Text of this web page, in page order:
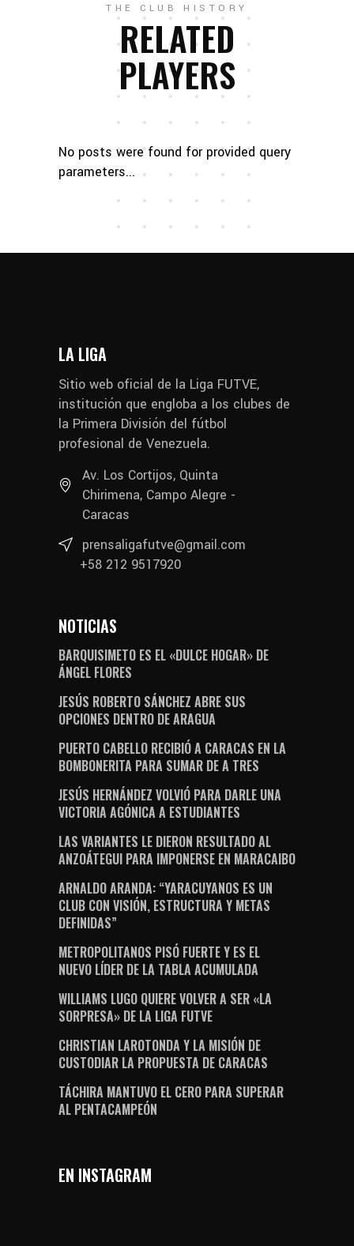
THE CLUB HISTORY
RELATED
PLAYERS
No posts were found for provided query
parameters...
LA LIGA
Sitio web oficial de la Liga FUTVE,
institución que engloba a los clubes de
la Primera División del fútbol
profesional de Venezuela.
Av. Los Cortijos, Quinta
Chirimena, Campo Alegre -
Caracas
prensaligafutve@gmail.com
+58 212 9517920
NOTICIAS
BARQUISIMETO ES EL «DULCE HOGAR» DE
ÁNGEL FLORES
JESÚS ROBERTO SÁNCHEZ ABRE SUS
OPCIONES DENTRO DE ARAGUA
PUERTO CABELLO RECIBIÓ A CARACAS EN LA
BOMBONERITA PARA SUMAR DE A TRES
JESÚS HERNÁNDEZ VOLVIÓ PARA DARLE UNA
VICTORIA AGÓNICA A ESTUDIANTES
LAS VARIANTES LE DIERON RESULTADO AL
ANZOÁTEGUI PARA IMPONERSE EN MARACAIBO
ARNALDO ARANDA: “YARACUYANOS ES UN
CLUB CON VISIÓN, ESTRUCTURA Y METAS
DEFINIDAS”
METROPOLITANOS PISÓ FUERTE Y ES EL
NUEVO LÍDER DE LA TABLA ACUMULADA
WILLIAMS LUGO QUIERE VOLVER A SER «LA
SORPRESA» DE LA LIGA FUTVE
CHRISTIAN LAROTONDA Y LA MISIÓN DE
CUSTODIAR LA PROPUESTA DE CARACAS
TÁCHIRA MANTUVO EL CERO PARA SUPERAR
AL PENTACAMPEÓN
EN INSTAGRAM